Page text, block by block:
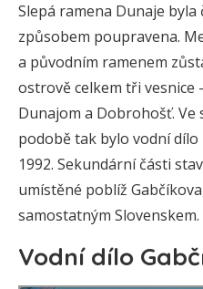
Slepá ramena Dunaje
způsobem poupravena.
a původním ramenem
ostrově celkem tři vesnice
Dunajom a Dobrohošť.
podobě tak bylo vodní
1992. Sekundární části
umístěné poblíž
samostatným Slovenskem.
Vodní dílo